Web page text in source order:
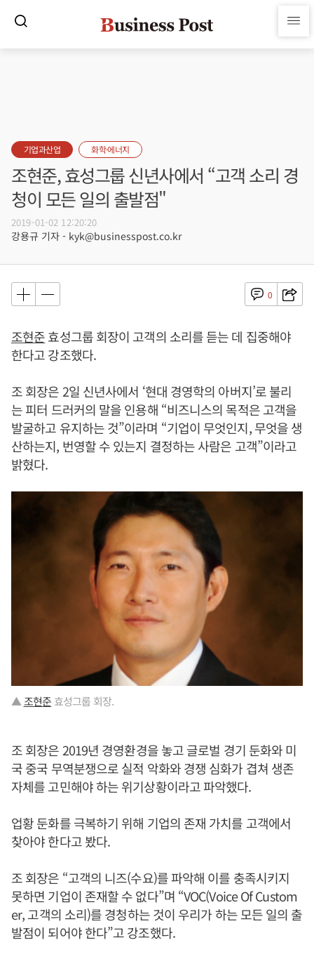
기업과산업 화학·에너지
조현준, 효성그룹 신년사에서 “고객 소리 경
청이 모든 일의 출발점"
2019-01-02 12:20:20
강용규 기자 - kyk@businesspost.co.kr
0
조현준효성그룹 회장이 고객의 소리를 듣는 데 집중해야
한다고 강조했다.
조 회장은 2일 신년사에서 ‘현대 경영학의 아버지’로 불리
는 피터 드러커의 말을 인용해 “비즈니스의 목적은 고객을
발굴하고 유지하는 것”이라며 “기업이 무엇인지, 무엇을 생
산하는지, 번영할 수 있는지 결정하는 사람은 고객”이라고
밝혔다.
▲조현준 효성그룹 회장.
조 회장은 2019년 경영환경을 놓고 글로벌 경기 둔화와 미
국 중국 무역분쟁으로 실적 악화와 경쟁 심화가 겹쳐 생존
자체를 고민해야 하는 위기상황이라고 파악했다.
업황 둔화를 극복하기 위해 기업의 존재 가치를 고객에서
찾아야 한다고 봤다.
조 회장은 “고객의 니즈(수요)를 파악해 이를 충족시키지
못하면 기업이 존재할 수 없다”며 “VOC(Voice Of Custom
er, 고객의 소리)를 경청하는 것이 우리가 하는 모든 일의 출
발점이 되어야 한다”고 강조했다.